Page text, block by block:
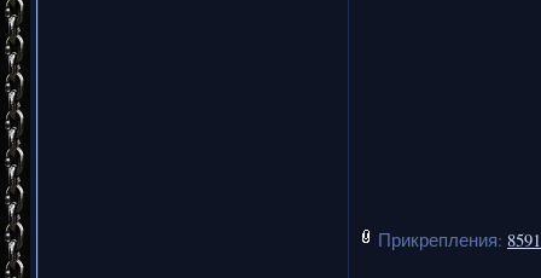
Прикрепления: